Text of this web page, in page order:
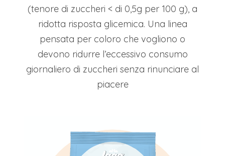
(tenore di zuccheri < di 0,5g per 100 g), a
ridotta risposta glicemica. Una linea
pensata per coloro che vogliono o
devono ridurre l’eccessivo consumo
giornaliero di zuccheri senza rinunciare al
piacere